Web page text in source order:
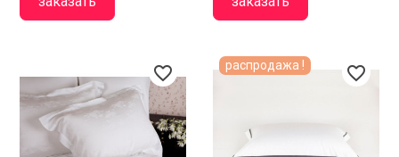
favorite_border favorite_border
распродажа !